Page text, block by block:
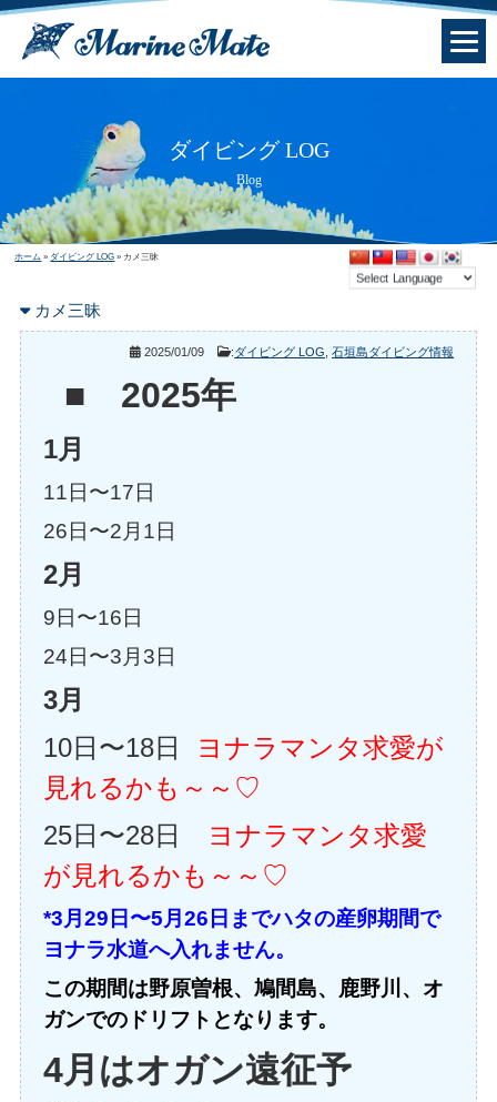
ダイビング LOG
Blog
ホーム » ダイビング LOG » カメ三昧
カメ三昧
2025/01/09 :ダイビング LOG ,石垣島ダイビング情報
■ 2025年
1月
11日〜17日
26日〜2月1日
2月
9日〜16日
24日〜3月3日
3月
10日〜18日
ヨナラマンタ求愛が
見れるかも～～♡
25日〜28日
ヨナラマンタ求愛
が見れるかも～～♡
*3月29日〜5月26日までハタの産卵期間で
ヨナラ水道へ入れません。
この期間は野原曽根、鳩間島、鹿野川、オ
ガンでのドリフトとなります。
4月はオガン遠征予